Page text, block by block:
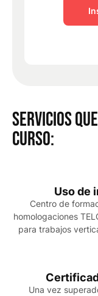
SERVICIOS
CURSO:
Uso de
Centro de
homologaciones
para trabajos
Una vez